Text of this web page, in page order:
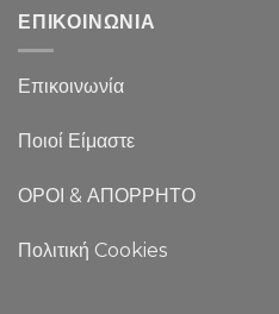
ΕΠΙΚΟΙΝΩΝΙΑ
Επικοινωνία
Ποιοί Είμαστε
ΟΡΟΙ & ΑΠΟΡΡΗΤΟ
Πολιτική Cookies